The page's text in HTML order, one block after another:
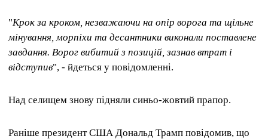
"Крок за кроком, незважаючи на опір ворога та щільне
мінування, морпіхи та десантники виконали поставлене
завдання. Ворог вибитий з позицій, зазнав втрат і
відступив", - йдеться у повідомленні.
Над селищем знову підняли синьо-жовтий прапор.
Раніше президент США Дональд Трамп повідомив, що